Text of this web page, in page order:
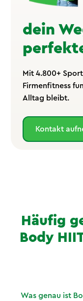
dein
Mit 4.800+
Firmenfitness
Alltag bleibt.
Kontakt
Häufig
Body
Was genau ist